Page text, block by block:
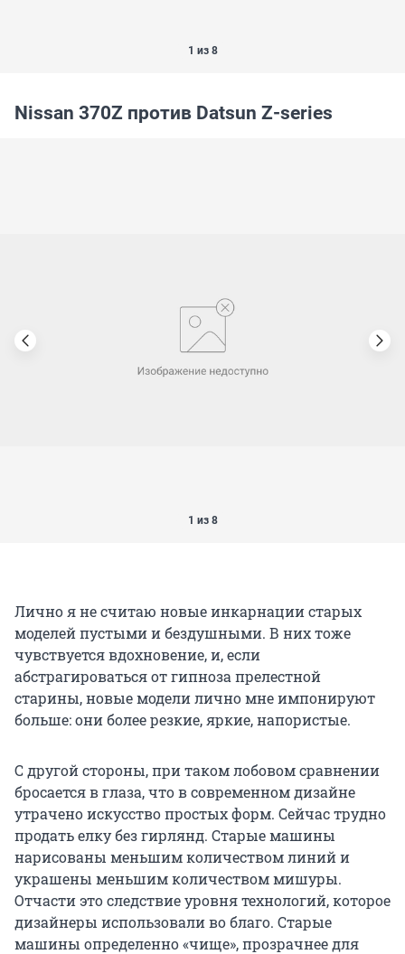
1 из 8
Nissan 370Z против Datsun Z-series
1 из 8
Лично я не считаю новые инкарнации старых
моделей пустыми и бездушными. В них тоже
чувствуется вдохновение, и, если
абстрагироваться от гипноза прелестной
старины, новые модели лично мне импонируют
больше: они более резкие, яркие, напористые.
С другой стороны, при таком лобовом сравнении
бросается в глаза, что в современном дизайне
утрачено искусство простых форм. Сейчас трудно
продать елку без гирлянд. Старые машины
нарисованы меньшим количеством линий и
украшены меньшим количеством мишуры.
Отчасти это следствие уровня технологий, которое
дизайнеры использовали во благо. Старые
машины определенно «чище», прозрачнее для